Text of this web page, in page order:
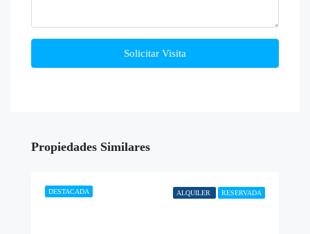
Solicitar Visita
Propiedades Similares
DESTACADA ALQUILER RESERVADA